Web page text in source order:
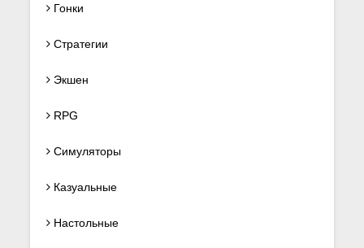
Гонки
Стратегии
Экшен
RPG
Симуляторы
Казуальные
Настольные